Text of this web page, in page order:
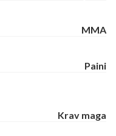
MMA
Paini
Krav maga